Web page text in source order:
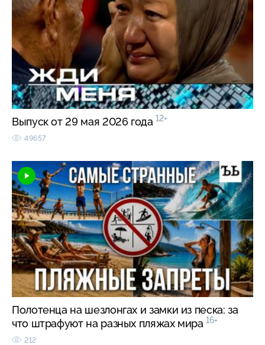
Выпуск от 29 мая 2026 года 12+
49657
Полотенца на шезлонгах и замки из песка: за
что штрафуют на разных пляжах мира 16+
212